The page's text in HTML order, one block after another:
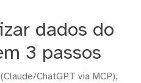
dados do
3 passos
ChatGPT via MCP),